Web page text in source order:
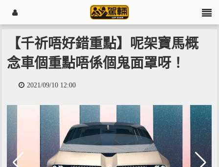
【千祈唔好錯重點】呢架寶馬概
念車個重點唔係個鬼面罩呀！
2021/09/10 12:00